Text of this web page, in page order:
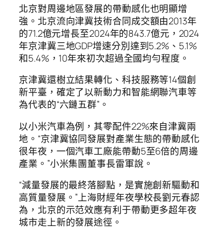
北京對周邊地區發展的帶動感化也明顯增
強。北京流向津冀技術合同成交額由2013年
的71.2億元增長至2024年的843.7億元，2024
年京津冀三地GDP增速分別達到5.2%、5.1%
和5.4%，10年來初次超過全國均勻程度。
京津冀還樹立結果轉化、科技服務等14個創
新平臺，確定了以新動力和智能網聯汽車等
為代表的“六鏈五群”。
以小米汽車為例，其零配件22%來自津冀兩
地。“京津冀協同發展對產業生態的帶動感化
很年夜，一個汽車工廠能帶動5至6倍的周邊
產業。”小米集團董事長雷軍說。
“減量發展的最終落腳點，是實施創新驅動和
高質量發展。”上海財經年夜學校長劉元春認
為，北京的示范效應有利于帶動更多超年夜
城市走上新的發展途徑。